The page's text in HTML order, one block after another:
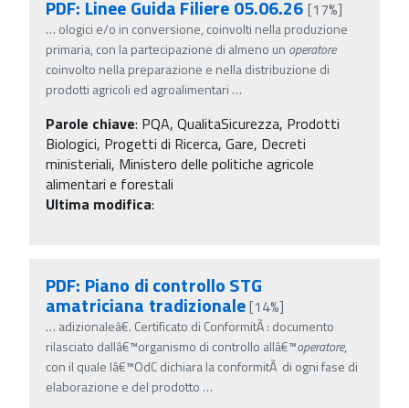
PDF: Linee Guida Filiere 05.06.26 [17%]
… ologici e/o in conversione, coinvolti nella produzione
primaria, con la partecipazione di almeno un operatore
coinvolto nella preparazione e nella distribuzione di
prodotti agricoli ed agroalimentari …
Parole chiave: PQA, QualitaSicurezza, Prodotti
Biologici, Progetti di Ricerca, Gare, Decreti
ministeriali, Ministero delle politiche agricole
alimentari e forestali
Ultima modifica:
PDF: Piano di controllo STG
amatriciana tradizionale[14%]
… adizionaleâ€. Certificato di ConformitÃ : documento
rilasciato dallâ€™organismo di controllo allâ€™operatore,
con il quale lâ€™OdC dichiara la conformitÃ di ogni fase di
elaborazione e del prodotto …